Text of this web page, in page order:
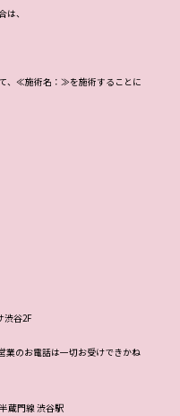
、
、≪施術名：≫を施術することに
渋谷2F
業のお電話は一切お受けできかね
蔵門線 渋谷駅